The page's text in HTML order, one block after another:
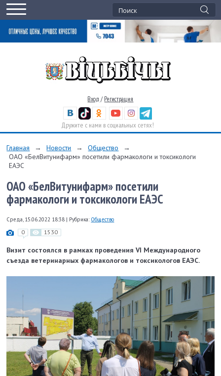
Вход / Регистрация
Дружите с нами в социальных сетях!
Главная → Новости → Общество
→
ОАО «БелВитунифарм» посетили фармакологи и токсикологи
ЕАЭС
ОАО «БелВитунифарм» посетили
фармакологи и токсикологи ЕАЭС
Среда, 15.06.2022 18:38 | Рубрика: Общество
0 1530
Визит состоялся в рамках проведения VI Международного
съезда ветеринарных фармакологов и токсикологов ЕАЭС.